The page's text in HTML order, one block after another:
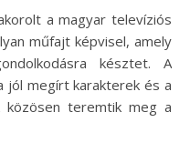
a magyar televíziós
műfajt képvisel, amely
késztet. A
jól megírt karakterek és a
közösen teremtik meg a